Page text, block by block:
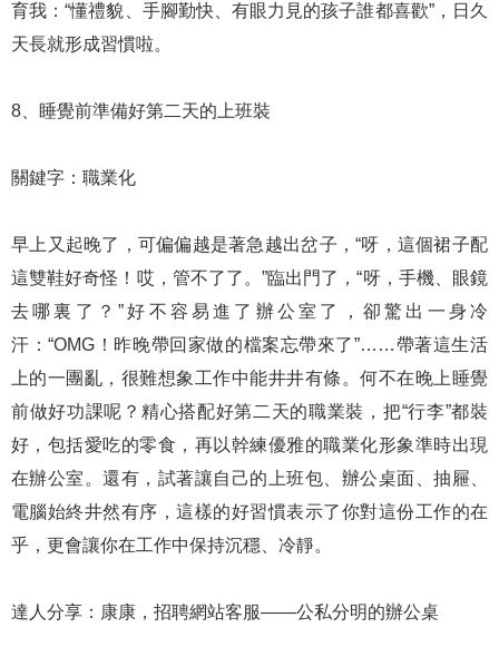
育我：“懂禮貌、手腳勤快、有眼力見的孩子誰都喜歡”，日久
天長就形成習慣啦。
8、睡覺前準備好第二天的上班裝
關鍵字：職業化
早上又起晚了，可偏偏越是著急越出岔子，“呀，這個裙子配
這雙鞋好奇怪！哎，管不了了。”臨出門了，“呀，手機、眼鏡
去哪裏了？”好不容易進了辦公室了，卻驚出一身冷
汗：“OMG！昨晚帶回家做的檔案忘帶來了”……帶著這生活
上的一團亂，很難想象工作中能井井有條。何不在晚上睡覺
前做好功課呢？精心搭配好第二天的職業裝，把“行李”都裝
好，包括愛吃的零食，再以幹練優雅的職業化形象準時出現
在辦公室。還有，試著讓自己的上班包、辦公桌面、抽屜、
電腦始終井然有序，這樣的好習慣表示了你對這份工作的在
乎，更會讓你在工作中保持沉穩、冷靜。
達人分享：康康，招聘網站客服——公私分明的辦公桌